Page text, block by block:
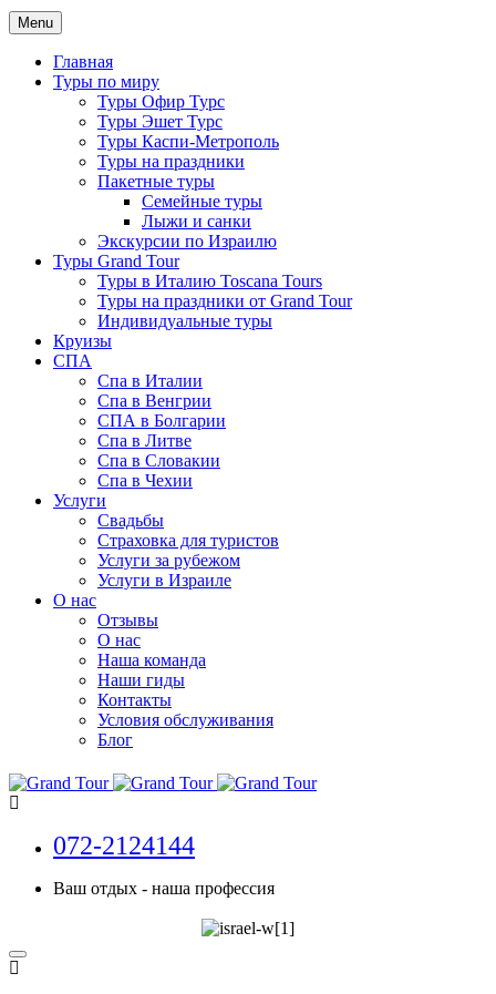
Menu
Главная
Туры по миру
Туры Офир Турс
Туры Эшет Турс
Туры Каспи-Метрополь
Туры на праздники
Пакетные туры
Семейные туры
Лыжи и санки
Экскурсии по Израилю
Туры Grand Tour
Туры в Италию Toscana Tours
Туры на праздники от Grand Tour
Индивидуальные туры
Круизы
СПА
Спа в Италии
Спа в Венгрии
СПА в Болгарии
Спа в Литве
Спа в Словакии
Спа в Чехии
Услуги
Свадьбы
Страховка для туристов
Услуги за рубежом
Услуги в Израиле
О нас
Отзывы
О нас
Наша команда
Наши гиды
Контакты
Условия обслуживания
Блог
072-2124144
Ваш отдых - наша профессия